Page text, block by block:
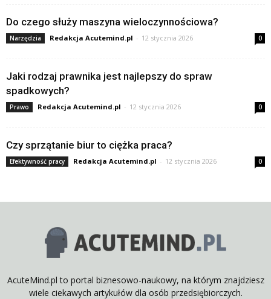
Do czego służy maszyna wieloczynnościowa?
Narzędzia Redakcja Acutemind.pl - 12 stycznia 2026 0
Jaki rodzaj prawnika jest najlepszy do spraw
spadkowych?
Prawo Redakcja Acutemind.pl - 12 stycznia 2026 0
Czy sprzątanie biur to ciężka praca?
Efektywność pracy Redakcja Acutemind.pl - 12 stycznia 2026 0
AcuteMind.pl to portal biznesowo-naukowy, na którym znajdziesz
wiele ciekawych artykułów dla osób przedsiębiorczych.